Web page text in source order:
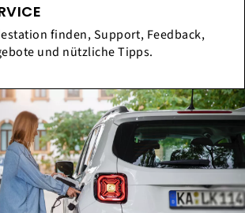
finden, Support, Feedback,
und nützliche Tipps.